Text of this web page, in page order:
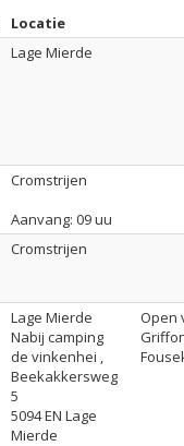
Locatie
Lage Mierde
Cromstrijen
Aanvang: 09 uu
Cromstrijen
Lage Mierde
Nabij camping
de vinkenhei ,
Beekakkersweg
5
5094 EN Lage
Mierde
Open